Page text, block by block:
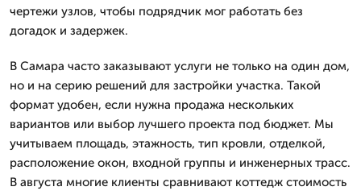
чертежи узлов, чтобы подрядчик мог работать без
догадок и задержек.
В Самара часто заказывают услуги не только на один дом,
но и на серию решений для застройки участка. Такой
формат удобен, если нужна продажа нескольких
вариантов или выбор лучшего проекта под бюджет. Мы
учитываем площадь, этажность, тип кровли, отделкой,
расположение окон, входной группы и инженерных трасс.
В августа многие клиенты сравнивают коттедж стоимость